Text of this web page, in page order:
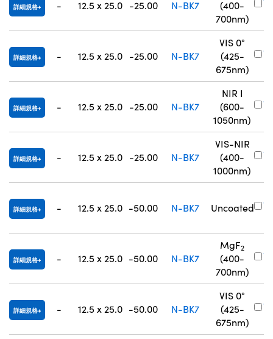
詳細規格 - 12.5 x 25.0 -25.00 N-BK7
(400-
700nm)
詳細規格 - 12.5 x 25.0 -25.00 N-BK7
VIS 0°
(425-
675nm)
詳細規格 - 12.5 x 25.0 -25.00 N-BK7
NIR I
(600-
1050nm)
詳細規格 - 12.5 x 25.0 -25.00 N-BK7
VIS-NIR
(400-
1000nm)
詳細規格 - 12.5 x 25.0 -50.00 N-BK7 Uncoated
詳細規格 - 12.5 x 25.0 -50.00 N-BK7
MgF2
(400-
700nm)
詳細規格 - 12.5 x 25.0 -50.00 N-BK7
VIS 0°
(425-
675nm)